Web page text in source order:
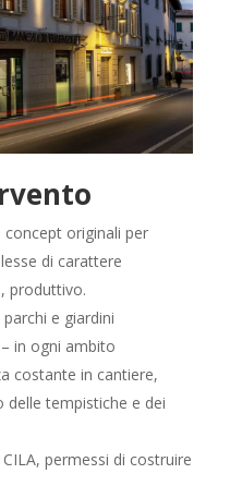
concept originali per
di carattere
produttivo.
parchi e giardini
– in ogni ambito
costante in cantiere,
tempistiche e dei
CILA, permessi di costruire